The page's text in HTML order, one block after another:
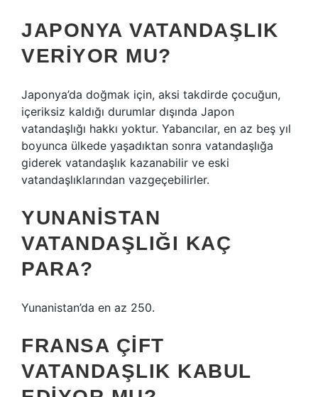
JAPONYA VATANDAŞLIK
VERIYOR MU?
Japonya’da doğmak için, aksi takdirde çocuğun,
içeriksiz kaldığı durumlar dışında Japon
vatandaşlığı hakkı yoktur. Yabancılar, en az beş yıl
boyunca ülkede yaşadıktan sonra vatandaşlığa
giderek vatandaşlık kazanabilir ve eski
vatandaşlıklarından vazgeçebilirler.
YUNANISTAN
VATANDAŞLIĞI KAÇ
PARA?
Yunanistan’da en az 250.
FRANSA ÇIFT
VATANDAŞLIK KABUL